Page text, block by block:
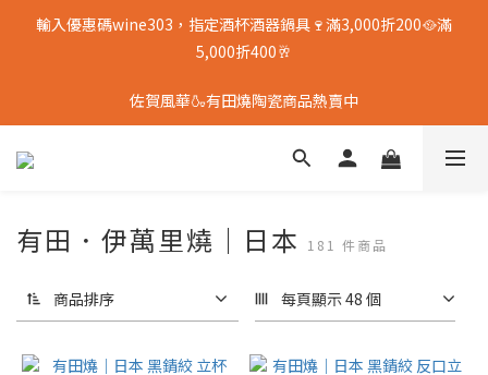
輸入優惠碼wine303，指定酒杯酒器鍋具🍷滿3,000折200🥘滿
5,000折400🥂
佐賀風華🍶有田燒陶瓷商品熱賣中
有田．伊萬里燒｜日本 181 件商品
商品排序 每頁顯示 48 個